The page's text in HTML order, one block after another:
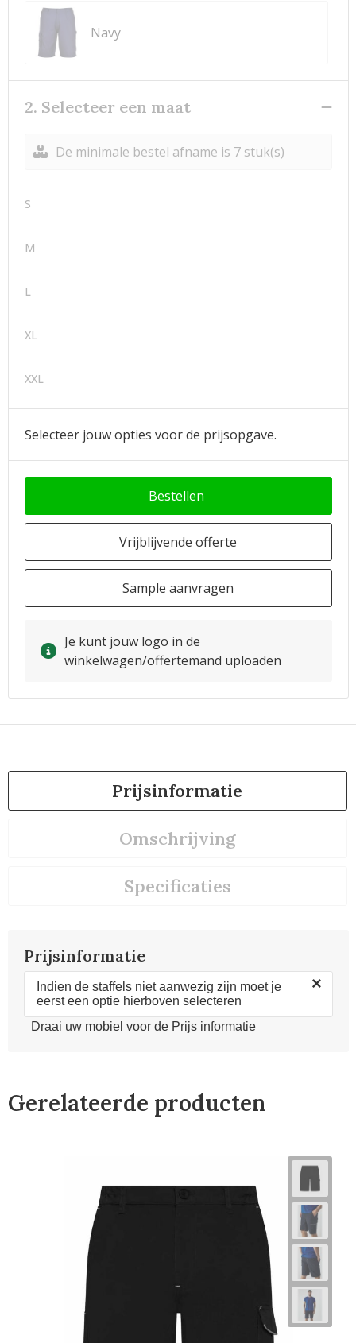
Navy
2. Selecteer een maat
De minimale bestel afname is 7 stuk(s)
S
M
L
XL
XXL
Selecteer jouw opties voor de prijsopgave.
Bestellen
Vrijblijvende offerte
Sample aanvragen
Je kunt jouw logo in de
winkelwagen/offertemand uploaden
Prijsinformatie
Omschrijving
Specificaties
Prijsinformatie
Indien de staffels niet aanwezig zijn moet je
eerst een optie hierboven selecteren
×
Draai uw mobiel voor de Prijs informatie
Gerelateerde producten